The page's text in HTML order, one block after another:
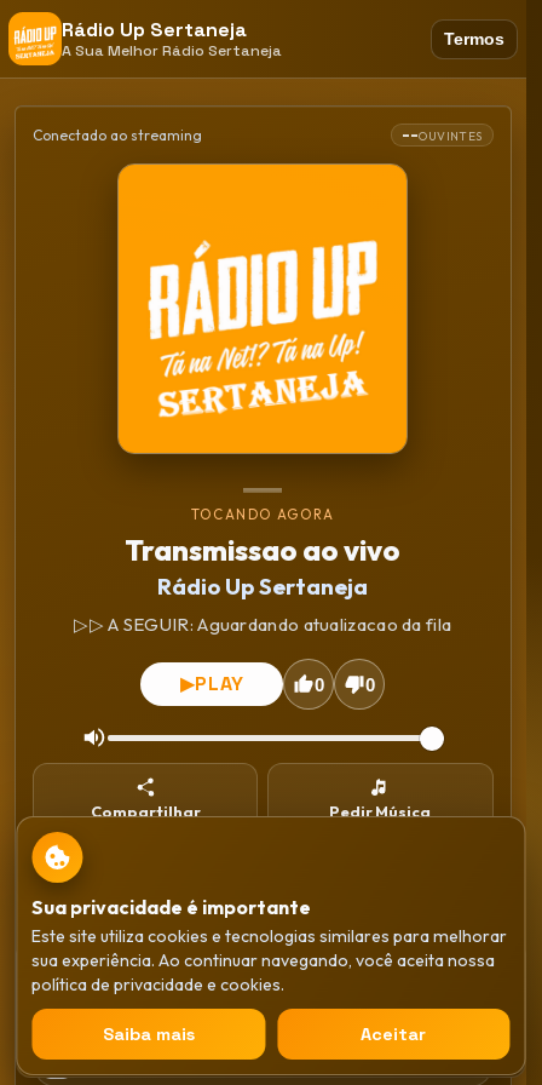
Rádio Up Sertaneja
A Sua Melhor Rádio Sertaneja
Termos
Conectado ao streaming --OUVINTES
TOCANDO AGORA
Transmissao ao vivo
Rádio Up Sertaneja
▷▷ A SEGUIR: Aguardando atualizacao da fila
▶PLAY 0 0
Compartilhar Pedir Música
Gêneros
Sertaneja
Anos 80
Sua privacidade é importante
Este site utiliza cookies e tecnologias similares para melhorar
sua experiência. Ao continuar navegando, você aceita nossa
política de privacidade e cookies.
Saiba mais Aceitar
Transmissao ao vivo
Rádio Up Sertaneja
▶PLAY
×